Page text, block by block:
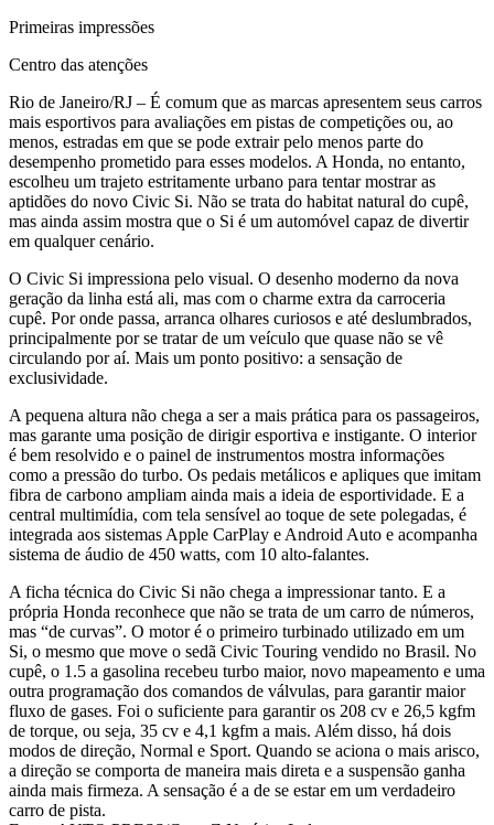
Primeiras impressões
Centro das atenções
Rio de Janeiro/RJ – É comum que as marcas apresentem seus carros
mais esportivos para avaliações em pistas de competições ou, ao
menos, estradas em que se pode extrair pelo menos parte do
desempenho prometido para esses modelos. A Honda, no entanto,
escolheu um trajeto estritamente urbano para tentar mostrar as
aptidões do novo Civic Si. Não se trata do habitat natural do cupê,
mas ainda assim mostra que o Si é um automóvel capaz de divertir
em qualquer cenário.
O Civic Si impressiona pelo visual. O desenho moderno da nova
geração da linha está ali, mas com o charme extra da carroceria
cupê. Por onde passa, arranca olhares curiosos e até deslumbrados,
principalmente por se tratar de um veículo que quase não se vê
circulando por aí. Mais um ponto positivo: a sensação de
exclusividade.
A pequena altura não chega a ser a mais prática para os passageiros,
mas garante uma posição de dirigir esportiva e instigante. O interior
é bem resolvido e o painel de instrumentos mostra informações
como a pressão do turbo. Os pedais metálicos e apliques que imitam
fibra de carbono ampliam ainda mais a ideia de esportividade. E a
central multimídia, com tela sensível ao toque de sete polegadas, é
integrada aos sistemas Apple CarPlay e Android Auto e acompanha
sistema de áudio de 450 watts, com 10 alto-falantes.
A ficha técnica do Civic Si não chega a impressionar tanto. E a
própria Honda reconhece que não se trata de um carro de números,
mas “de curvas”. O motor é o primeiro turbinado utilizado em um
Si, o mesmo que move o sedã Civic Touring vendido no Brasil. No
cupê, o 1.5 a gasolina recebeu turbo maior, novo mapeamento e uma
outra programação dos comandos de válvulas, para garantir maior
fluxo de gases. Foi o suficiente para garantir os 208 cv e 26,5 kgfm
de torque, ou seja, 35 cv e 4,1 kgfm a mais. Além disso, há dois
modos de direção, Normal e Sport. Quando se aciona o mais arisco,
a direção se comporta de maneira mais direta e a suspensão ganha
ainda mais firmeza. A sensação é a de se estar em um verdadeiro
carro de pista.